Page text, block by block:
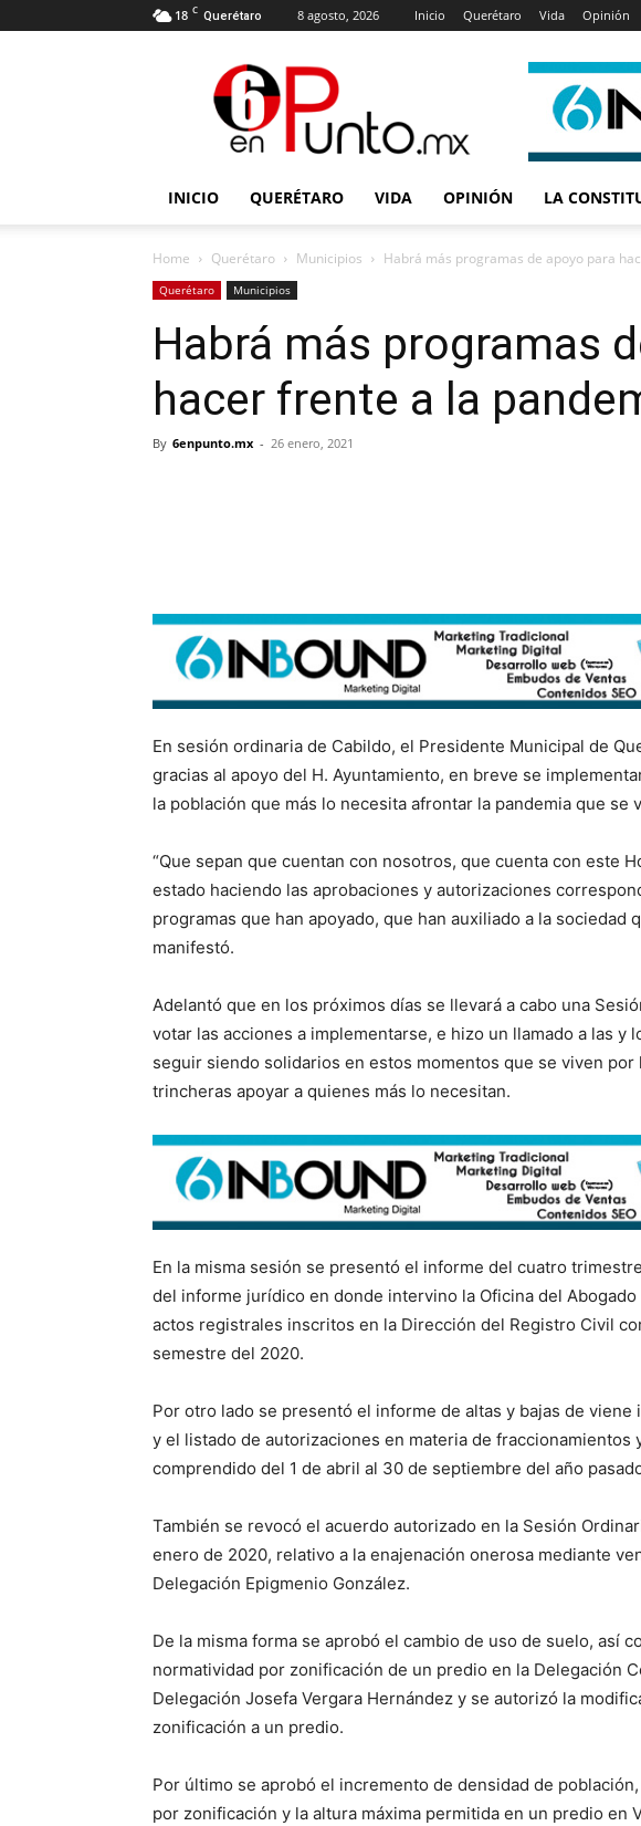
18 C Querétaro 8 agosto, 2026 Inicio Querétaro Vida Opinión
punto
INICIO QUERÉTARO VIDA OPINIÓN LA
Home Querétaro Municipios Habrá más programas de apoyo para
Querétaro Municipios
Habrá más programas
hacer frente a la
By 6enpunto.mx - 26 enero, 2021
En sesión ordinaria de Cabildo, el Presidente Municipal de
gracias al apoyo del H. Ayuntamiento, en breve se
la población que más lo necesita afrontar la pandemia que se
“Que sepan que cuentan con nosotros, que cuenta con este
estado haciendo las aprobaciones y autorizaciones
programas que han apoyado, que han auxiliado a la sociedad
manifestó.
Adelantó que en los próximos días se llevará a cabo una
votar las acciones a implementarse, e hizo un llamado a las y
seguir siendo solidarios en estos momentos que se viven por
trincheras apoyar a quienes más lo necesitan.
En la misma sesión se presentó el informe del cuatro
del informe jurídico en donde intervino la Oficina del
actos registrales inscritos en la Dirección del Registro Civil
semestre del 2020.
Por otro lado se presentó el informe de altas y bajas de
y el listado de autorizaciones en materia de fraccionamientos
comprendido del 1 de abril al 30 de septiembre del año
También se revocó el acuerdo autorizado en la Sesión
enero de 2020, relativo a la enajenación onerosa mediante
Delegación Epigmenio González.
De la misma forma se aprobó el cambio de uso de suelo, así
normatividad por zonificación de un predio en la Delegación
Delegación Josefa Vergara Hernández y se autorizó la
zonificación a un predio.
Por último se aprobó el incremento de densidad de
por zonificación y la altura máxima permitida en un predio en